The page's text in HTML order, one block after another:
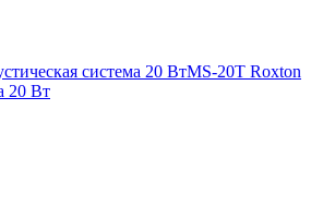
MS-20T Roxton
20 Вт